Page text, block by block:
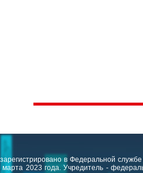
в Федеральной
2023 года. Учредитель -